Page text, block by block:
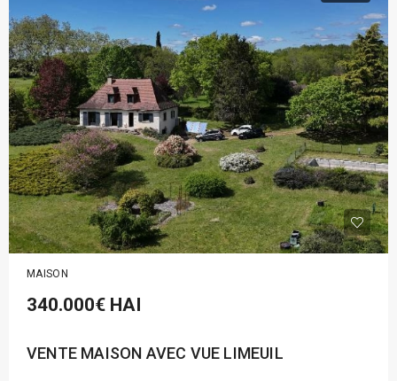
MAISON
340.000€ HAI
VENTE MAISON AVEC VUE LIMEUIL